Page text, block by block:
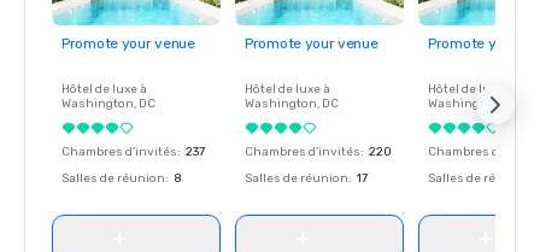
Promote your venue
Hôtel de luxe à
Washington, DC
Chambres d'invités: 237
Salles de réunion: 8
Promote your venue
Hôtel de luxe à
Washington, DC
Chambres d'invités: 220
Salles de réunion: 17
Promote your
Hôtel de luxe à
Washington
Chambres
Salles de réunion